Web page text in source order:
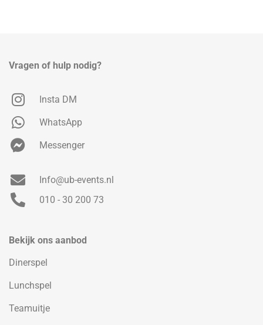
Vragen of hulp nodig?
Insta DM
WhatsApp
Messenger
Info@ub-events.nl
010 - 30 200 73
Bekijk ons aanbod
Dinerspel
Lunchspel
Teamuitje